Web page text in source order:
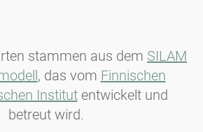
stammen aus dem SILAM
, das vom Finnischen
Institutentwickelt und
betreut wird.